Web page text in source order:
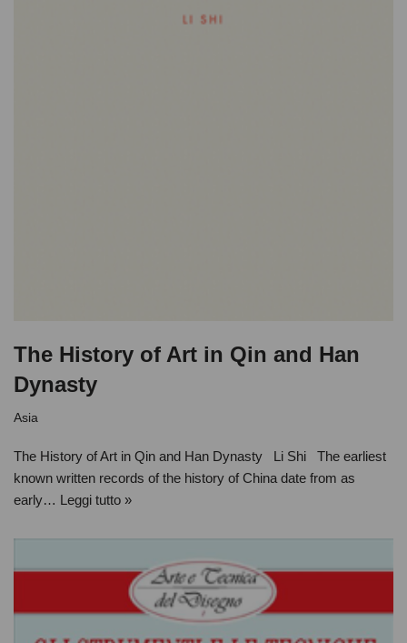
The History of Art in Qin and Han
Dynasty
Asia
The History of Art in Qin and Han Dynasty Li Shi The earliest
known written records of the history of China date from as
early… Leggi tutto »